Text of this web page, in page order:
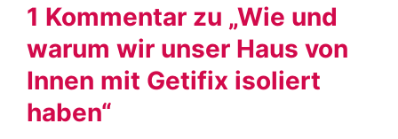
1 Kommentar zu „Wie und
warum wir unser Haus von
Innen mit Getifix isoliert
haben“